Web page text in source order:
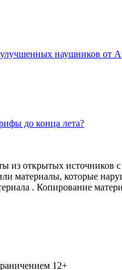
наушников от
до конца лета?
из открытых источников
материалы, которые
. Копирование
12+